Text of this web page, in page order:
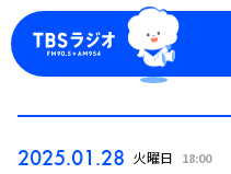
2025.01.28 火曜日 18:00